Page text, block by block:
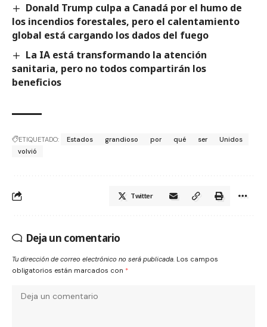
Donald Trump culpa a Canadá por el humo de
los incendios forestales, pero el calentamiento
global está cargando los dados del fuego
La IA está transformando la atención
sanitaria, pero no todos compartirán los
beneficios
ETIQUETADO: Estados grandioso por qué ser
Unidos
volvió
Twitter
Deja un comentario
Tu dirección de correo electrónico no será publicada. Los campos
obligatorios están marcados con *